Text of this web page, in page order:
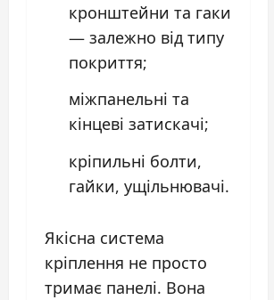
кронштейни та гаки
— залежно від типу
покриття;
міжпанельні та
кінцеві затискачі;
кріпильні болти,
гайки, ущільнювачі.
Якісна система
кріплення не просто
тримає панелі. Вона